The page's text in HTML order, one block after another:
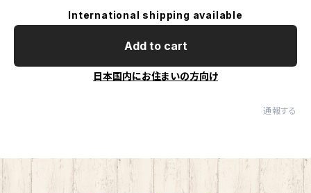
International shipping available
Add to cart
日本国内にお住まいの方向け
通報する